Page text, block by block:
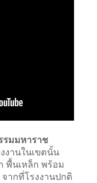
มมหาราช
งานในเขตนั้น
พื้นเหล็ก พร้อม
ากที่โรงงานปกติ